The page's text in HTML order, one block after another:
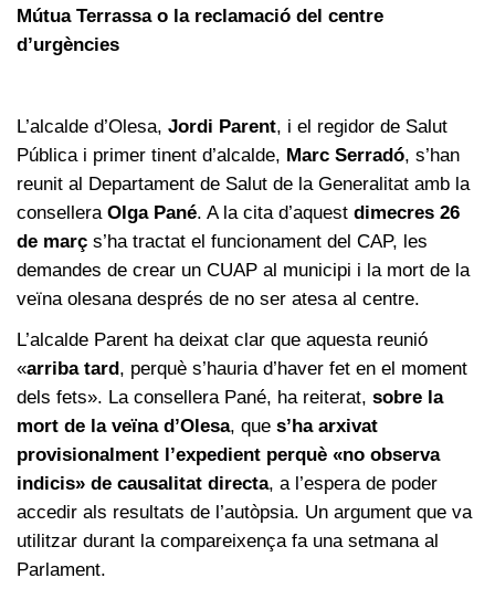
Mútua Terrassa o la reclamació del centre
d’urgències
L’alcalde d’Olesa, Jordi Parent, i el regidor de Salut
Pública i primer tinent d’alcalde, Marc Serradó, s’han
reunit al Departament de Salut de la Generalitat amb la
conselleraOlga Pané. A la cita d’aquest dimecres 26
de març s’ha tractat el funcionament del CAP, les
demandes de crear un CUAP al municipi i la mort de la
veïna olesana després de no ser atesa al centre.
L’alcalde Parent ha deixat clar que aquesta reunió
«arriba tard, perquè s’hauria d’haver fet en el moment
dels fets». La consellera Pané, ha reiterat, sobre la
mort de la veïna d’Olesa, que s’ha arxivat
provisionalment l’expedient perquè «no observa
indicis» de causalitat directa, a l’espera de poder
accedir als resultats de l’autòpsia. Un argument que va
utilitzar durant la compareixença fa una setmana al
Parlament.